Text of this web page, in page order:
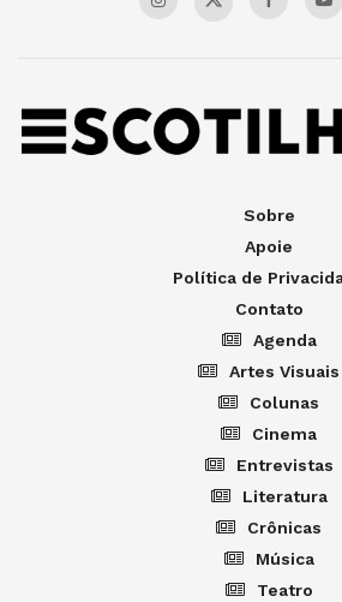
Sobre
Apoie
Política de
Contato
Agenda
Artes Visuais
Colunas
Cinema
Entrevistas
Literatura
Crônicas
Música
Teatro